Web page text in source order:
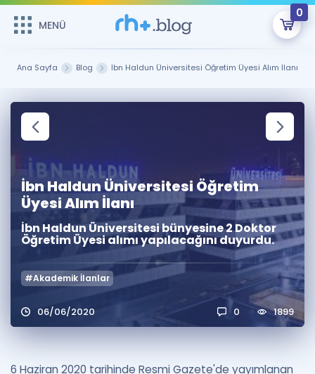
MENÜ
0
Şifremi Hatırlamıyorum
ÜYE DEĞİLİM
Sepetin Şu An Boş.
Remzi Hoca ile seni sınava hazırlayacak onlarca eğitim seni
MENÜ
Çalışma Paketleri
Kitaplar ve Kaynaklar
Katılımcı Görüşleri
Faydalı Araçlar
Ücretsiz Kaynaklar
Puan Hesaplama
İngilizce Gramer
Hakkımızda
Soru & Cevap
Ana Sayfa Blog İbn Haldun Üniversitesi Öğretim Üyesi Alım İlanı
İbn Haldun Üniversitesi Öğretim
Üyesi Alım İlanı
İbn Haldun Üniversitesi bünyesine 2 Doktor
Öğretim Üyesi alımı yapılacağını duyurdu.
#Akademik İlanlar
06/06/2020 0 1899
6 Haziran 2020 tarihinde Resmi Gazete'de yayımlanan